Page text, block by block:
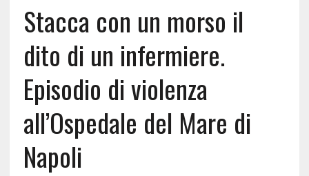
Stacca con un morso il
dito di un infermiere.
Episodio di violenza
all’Ospedale del Mare di
Napoli